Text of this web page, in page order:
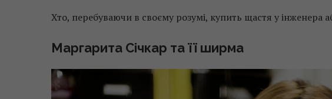
Хто, перебуваючи в своєму розумі, купить щастя у інженера
Маргарита Січкар та її ширма